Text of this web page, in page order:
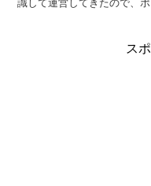
識して運営してきたので、
ス